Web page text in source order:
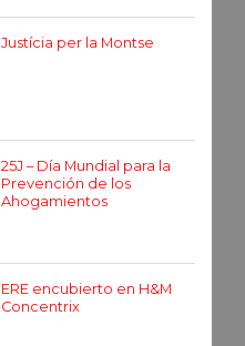
Justícia per la Montse
25J – Día Mundial para la
Prevención de los
Ahogamientos
ERE encubierto en H&M
Concentrix